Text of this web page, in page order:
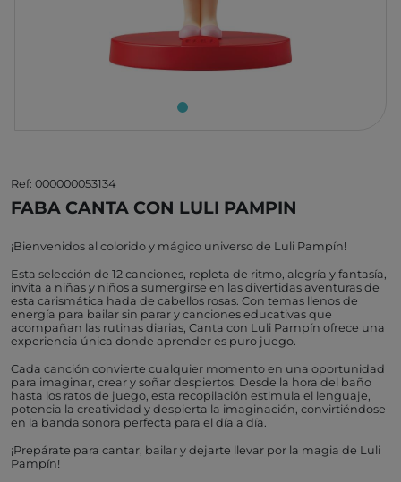
Ref: 000000053134
FABA CANTA CON LULI PAMPIN
¡Bienvenidos al colorido y mágico universo de Luli Pampín!
Esta selección de 12 canciones, repleta de ritmo, alegría y fantasía,
invita a niñas y niños a sumergirse en las divertidas aventuras de
esta carismática hada de cabellos rosas. Con temas llenos de
energía para bailar sin parar y canciones educativas que
acompañan las rutinas diarias, Canta con Luli Pampín ofrece una
experiencia única donde aprender es puro juego.
Cada canción convierte cualquier momento en una oportunidad
para imaginar, crear y soñar despiertos. Desde la hora del baño
hasta los ratos de juego, esta recopilación estimula el lenguaje,
potencia la creatividad y despierta la imaginación, convirtiéndose
en la banda sonora perfecta para el día a día.
¡Prepárate para cantar, bailar y dejarte llevar por la magia de Luli
Pampín!